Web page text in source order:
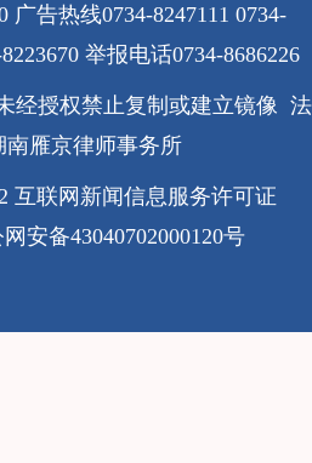
广告热线0734-8247111 0734-
举报电话0734-8686226
经授权禁止复制或建立镜像 法
南雁京律师事务所
互联网新闻信息服务许可证
安备43040702000120号